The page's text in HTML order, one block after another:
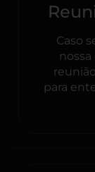
Caso
reunião
para